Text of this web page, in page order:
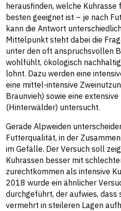
herausfinden, welche Kuhrasse
besten geeignet ist – je nach
kann die Antwort
Mittelpunkt steht dabei die
unter den oft anspruchsvollen
wohlfühlt, ökologisch
lohnt. Dazu werden eine
eine mittel-intensive
Braunvieh) sowie eine
(Hinterwälder) untersucht.
Gerade Alpweiden
Futterqualität, in der
im Gefälle. Der Versuch soll
Kuhrassen besser mit
zurechtkommen als intensive
2018 wurde ein ähnlicher
durchgeführt, der aufwies, dass
vermehrt in steileren Lagen